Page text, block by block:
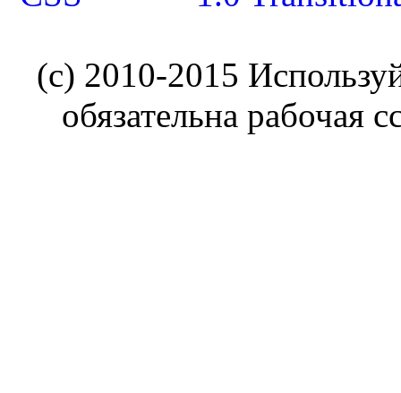
(c) 2010-2015
обязательна рабочая